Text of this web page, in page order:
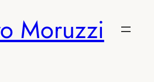
Moruzzi